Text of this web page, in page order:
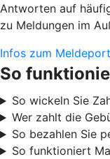
Antworten auf
zu Meldungen im
Infos zum
So
So wickeln Sie
Wer zahlt die
So bezahlen Sie
So funktioniert